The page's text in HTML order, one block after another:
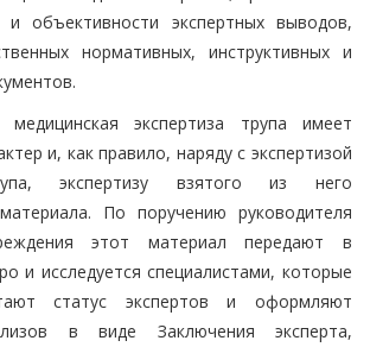
и объективности экспертных выводов,
нормативных, инструктивных и
экспертиза трупа имеет
и, как правило, наряду с экспертизой
экспертизу взятого из него
По поручению руководителя
этот материал передают в
и исследуется специалистами, которые
статус экспертов и оформляют
в виде Заключения эксперта,